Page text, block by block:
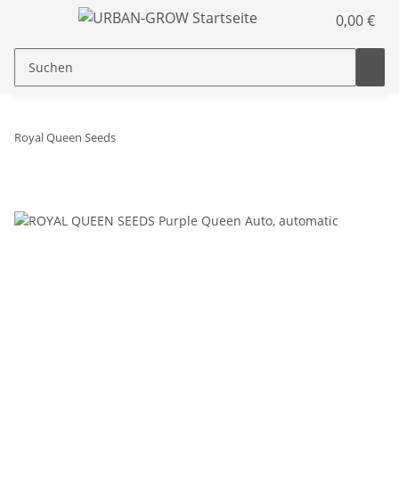
0,00 €
Royal Queen Seeds